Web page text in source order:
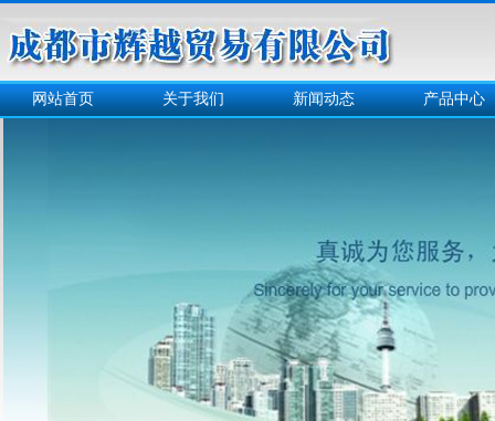
网站首页 关于我们 新闻动态 产品中心